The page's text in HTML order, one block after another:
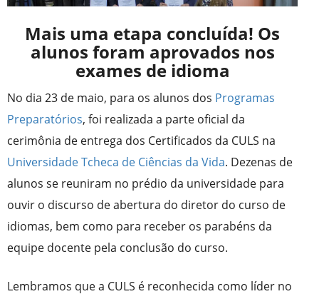
Mais uma etapa concluída! Os
alunos foram aprovados nos
exames de idioma
No dia 23 de maio, para os alunos dos Programas
Preparatórios, foi realizada a parte oficial da
cerimônia de entrega dos Certificados da CULS na
UniversidadeTcheca de Ciências da Vida. Dezenas de
alunos se reuniram no prédio da universidade para
ouvir o discurso de abertura do diretor do curso de
idiomas, bem como para receber os parabéns da
equipe docente pela conclusão do curso.
Lembramos que a CULS é reconhecida como líder no